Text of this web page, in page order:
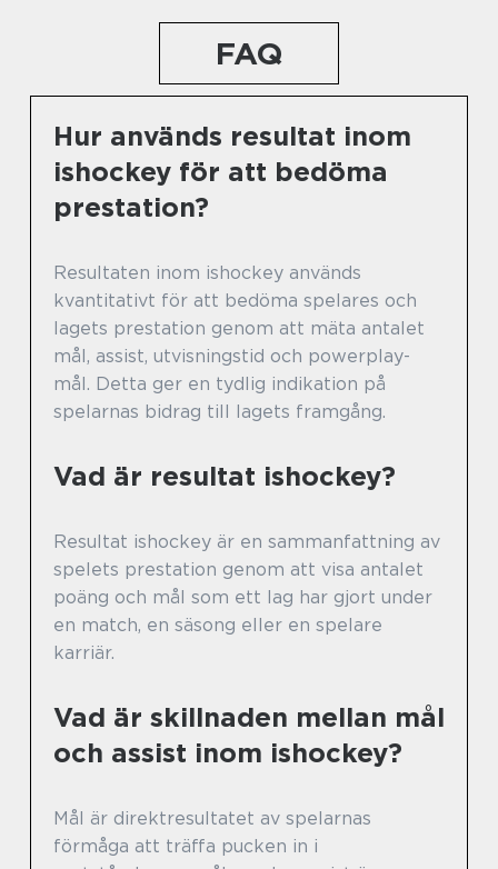
FAQ
Hur används resultat inom
ishockey för att bedöma
prestation?
Resultaten inom ishockey används
kvantitativt för att bedöma spelares och
lagets prestation genom att mäta antalet
mål, assist, utvisningstid och powerplay-
mål. Detta ger en tydlig indikation på
spelarnas bidrag till lagets framgång.
Vad är resultat ishockey?
Resultat ishockey är en sammanfattning av
spelets prestation genom att visa antalet
poäng och mål som ett lag har gjort under
en match, en säsong eller en spelare
karriär.
Vad är skillnaden mellan mål
och assist inom ishockey?
Mål är direktresultatet av spelarnas
förmåga att träffa pucken in i